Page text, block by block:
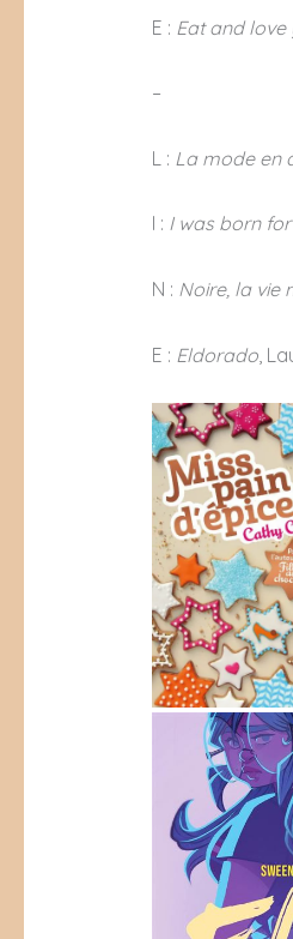
E : Eat and
–
L : La mode en
I : I was born
N : Noire, la vie
E : Eldorado,